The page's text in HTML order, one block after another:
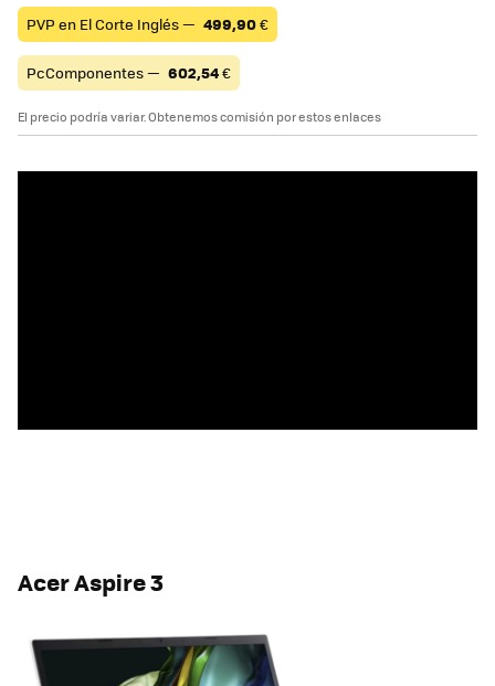
PVP en El Corte Inglés — 499,90€
PcComponentes — 602,54€
El precio podría variar. Obtenemos comisión por estos enlaces
Acer Aspire 3